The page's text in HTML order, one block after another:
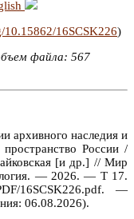
10.15862/16SCSK226)
файла: 567
архивного наследия и
России /
[и др.] // Мир
— 2026. — Т 17.
16SCSK226.pdf. —
06.08.2026).